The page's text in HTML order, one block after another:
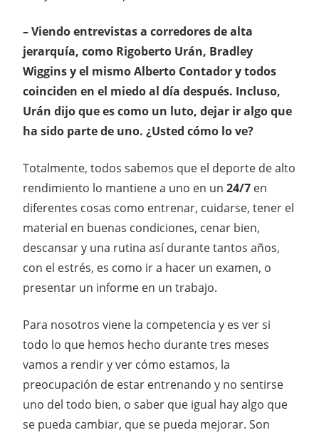
– Viendo entrevistas a corredores de alta
jerarquía, como Rigoberto Urán, Bradley
Wiggins y el mismo Alberto Contador y todos
coinciden en el miedo al día después. Incluso,
Urán dijo que es como un luto, dejar ir algo que
ha sido parte de uno. ¿Usted cómo lo ve?
Totalmente, todos sabemos que el deporte de alto
rendimiento lo mantiene a uno en un 24/7 en
diferentes cosas como entrenar, cuidarse, tener el
material en buenas condiciones, cenar bien,
descansar y una rutina así durante tantos años,
con el estrés, es como ir a hacer un examen, o
presentar un informe en un trabajo.
Para nosotros viene la competencia y es ver si
todo lo que hemos hecho durante tres meses
vamos a rendir y ver cómo estamos, la
preocupación de estar entrenando y no sentirse
uno del todo bien, o saber que igual hay algo que
se pueda cambiar, que se pueda mejorar. Son